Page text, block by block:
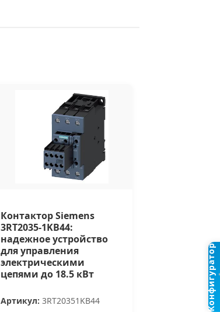
Конфигуратор
Контактор Siemens
3RT2035-1KB44:
надежное устройство
для управления
электрическими
цепями до 18.5 кВт
Артикул: 3RT20351KB44